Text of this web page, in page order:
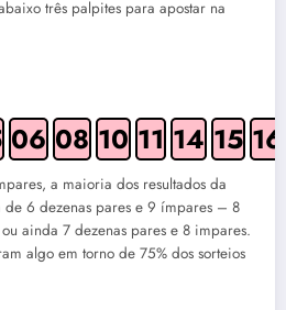
três palpites para apostar na
06 08 10 11 14 15 16
a maioria dos resultados da
de 6 dezenas pares e 9 ímpares – 8
ainda 7 dezenas pares e 8 impares.
algo em torno de 75% dos sorteios